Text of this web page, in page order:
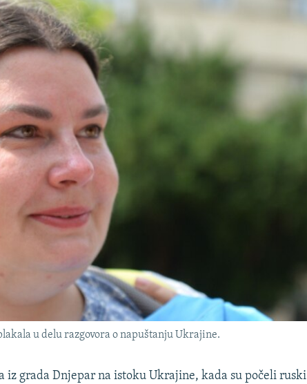
u delu razgovora o napuštanju Ukrajine.
iz grada Dnjepar na istoku Ukrajine, kada su počeli ruski